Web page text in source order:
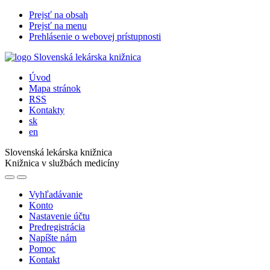
Prejsť na obsah
Prejsť na menu
Prehlásenie o webovej prístupnosti
Úvod
Mapa stránok
RSS
Kontakty
sk
en
Slovenská lekárska knižnica
Knižnica v službách medicíny
Vyhľadávanie
Konto
Nastavenie účtu
Predregistrácia
Napíšte nám
Pomoc
Kontakt